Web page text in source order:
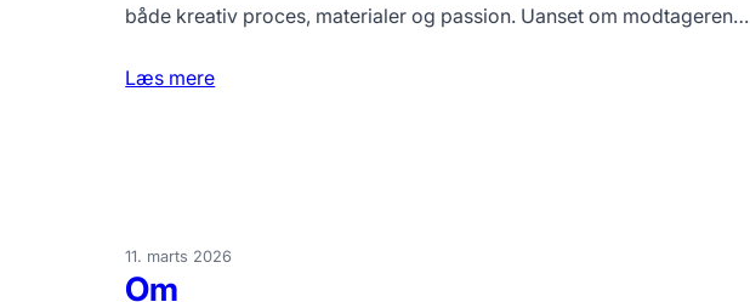
både kreativ proces, materialer og passion. Uanset om modtageren…
Læs mere
11. marts 2026
Om